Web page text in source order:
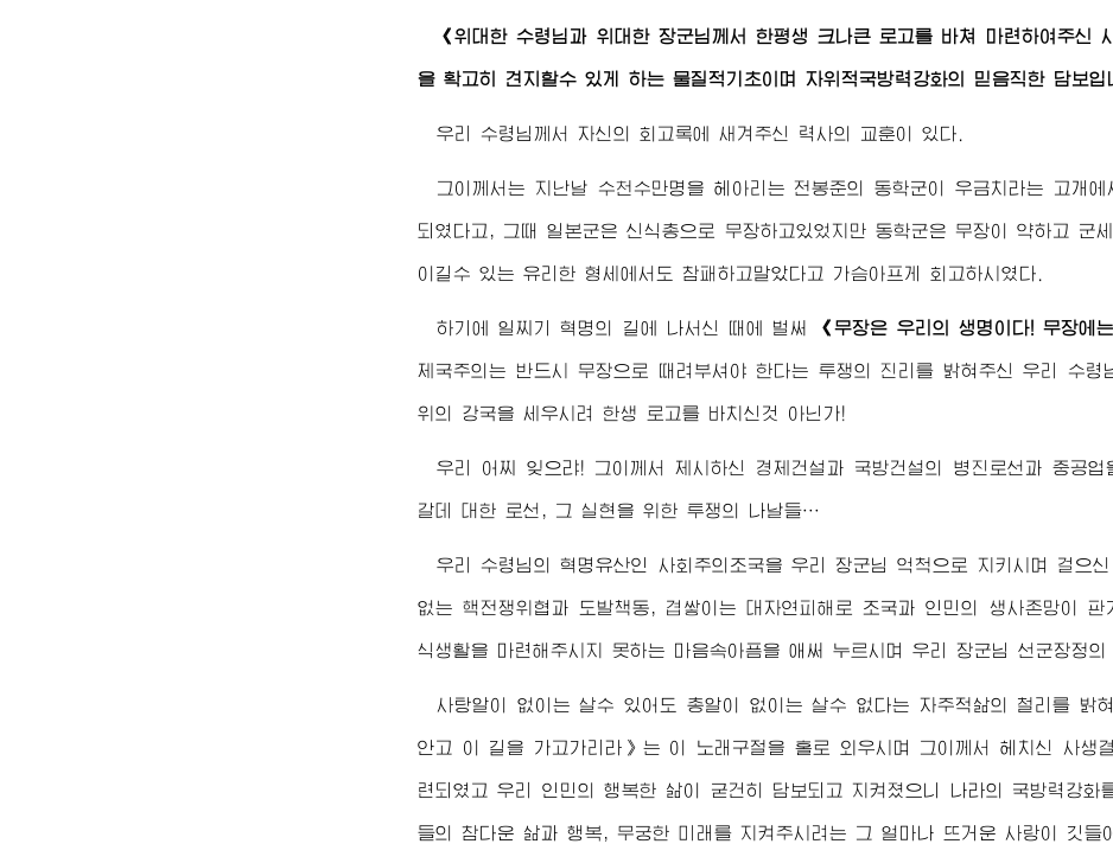
《위대한 수령님 과 위대한 장군님 께서 한평생 크나큰 로고를 바쳐 마련하여주신
을 확고히 견지할수 있게 하는 물질적기초이며 자위적국방력강화의 믿음직한 담보입
우리 수령님 께서 자신의 회고록에 새겨주신 력사의 교훈이 있다.
그이께서는 지난날 수천수만명을 헤아리는 전봉준의 동학군이 우금치라는 고개
되였다고, 그때 일본군은 신식총으로 무장하고있었지만 동학군은 무장이 약하고 군
이길수 있는 유리한 형세에서도 참패하고말았다고 가슴아프게 회고하시였다.
하기에 일찌기 혁명의 길에 나서신 때에 벌써 《무장은 우리의 생명이다! 무장에
제국주의는 반드시 무장으로 때려부셔야 한다는 투쟁의 진리를 밝혀주신 우리 수령
위의 강국을 세우시려 한생 로고를 바치신것 아닌가!
우리 어찌 잊으랴! 그이께서 제시하신 경제건설과 국방건설의 병진로선과 중공
갈데 대한 로선, 그 실현을 위한 투쟁의 나날들…
우리 수령님의 혁명유산인 사회주의조국을 우리장군님 억척으로 지키시며 걸으
없는 핵전쟁위협과 도발책동, 겹쌓이는 대자연피해로 조국과 인민의 생사존망이
식생활을 마련해주시지 못하는 마음속아픔을 애써 누르시며 우리 장군님 선군장정
사탕알이 없이는 살수 있어도 총알이 없이는 살수 없다는 자주적삶의 철리를 밝
안고 이 길을 가고가리라》는 이 노래구절을 홀로 외우시며 그이께서 헤치신 사생
련되였고 우리 인민의 행복한 삶이 굳건히 담보되고 지켜졌으니 나라의 국방력강
들의 참다운 삶과 행복, 무궁한 미래를 지켜주시려는 그 얼마나 뜨거운 사랑이 깃들